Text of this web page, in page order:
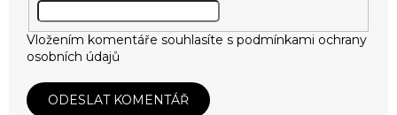
Vložením komentáře souhlasíte s podmínkami ochrany
osobních údajů
ODESLAT KOMENTÁŘ